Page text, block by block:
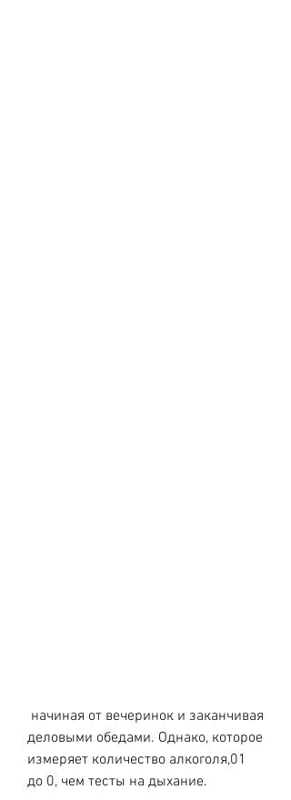
деловыми обедами. Однако, которое
измеряет количество алкоголя,01
до 0, чем тесты на дыхание.